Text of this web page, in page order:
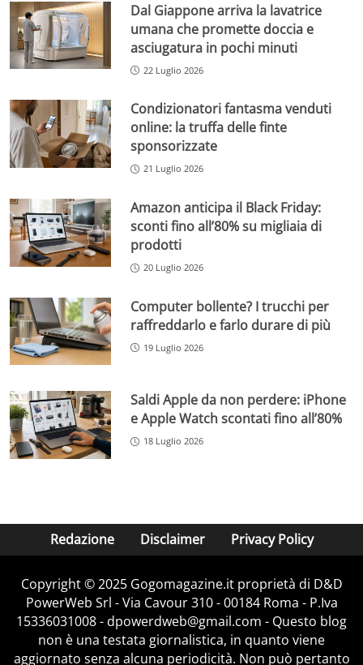
Dal Giappone arriva la lavatrice
umana che promette doccia e
asciugatura in pochi minuti
22 Luglio 2026
Condizionatori fantasma venduti
online: la truffa delle finte
sponsorizzate
21 Luglio 2026
Amazon anticipa il Black Friday:
sconti fino all’80% su migliaia di
prodotti
20 Luglio 2026
Computer bollente? I trucchi per
raffreddarlo e farlo durare di più
19 Luglio 2026
Saldi Apple da non perdere: iPhone
e Apple Watch scontati fino all’80%
18 Luglio 2026
Redazione Disclaimer Privacy Policy
Copyright © 2025 Gogomagazine.it proprietà di D&D
PowerWeb Srl - Via Cavour 310 - 00184 Roma - P.Iva
15336031008 - dpowerdweb@gmail.com - Questo blog
non è una testata giornalistica, in quanto viene
aggiornato senza alcuna periodicità. Non può pertanto